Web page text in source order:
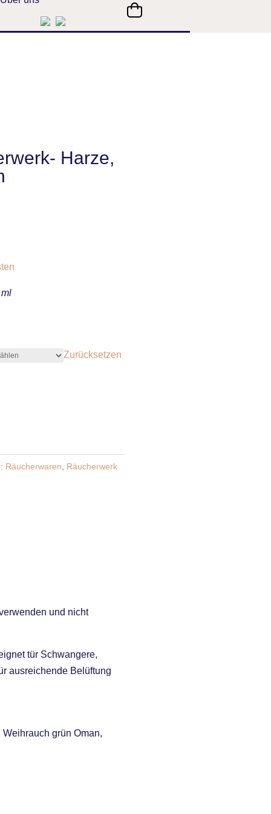
Harze,
Zurücksetzen
Räucherwaren Räucherwerk
und nicht
tür Schwangere,
ausreichende Belüftung
grün Oman,